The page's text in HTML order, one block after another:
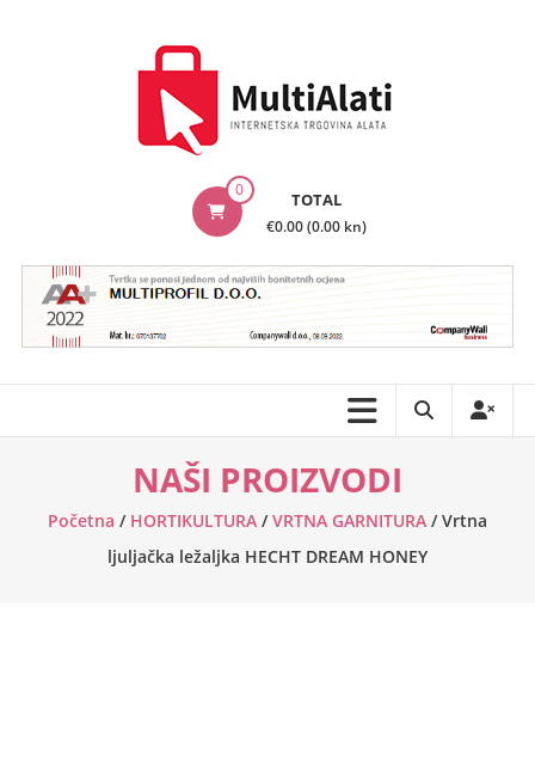
Internetska
trgovina
alata
0 TOTAL
€0.00 (0.00 kn)
NAŠI PROIZVODI
Početna / HORTIKULTURA/VRTNA GARNITURA/ Vrtna
ljuljačka ležaljka HECHT DREAM HONEY